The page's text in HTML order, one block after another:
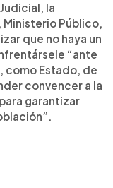
la
Ministerio Público,
que no haya un
“ante
como Estado, de
convencer a la
garantizar